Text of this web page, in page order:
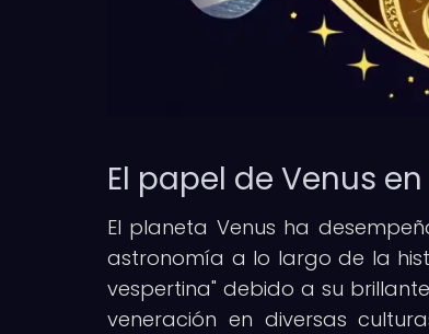
El papel de Venus
El planeta Venus ha
astronomía a lo largo de la
vespertina" debido a su
veneración en diversas